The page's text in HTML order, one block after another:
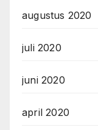
augustus 2020
juli 2020
juni 2020
april 2020